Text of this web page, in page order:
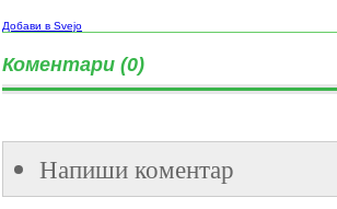
Добави в Svejo
Коментари (0)
Напиши коментар